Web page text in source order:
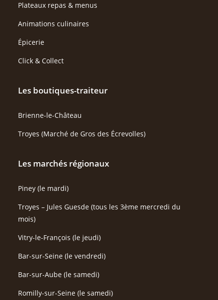
Plateaux repas & menus
Animations culinaires
Épicerie
Click & Collect
Les boutiques-traiteur
Brienne-le-Château
Troyes (Marché de Gros des Écrevolles)
Les marchés régionaux
Piney (le mardi)
Troyes – Jules Guesde (tous les 3ème mercredi du
mois)
Vitry-le-François (le jeudi)
Bar-sur-Seine (le vendredi)
Bar-sur-Aube (le samedi)
Romilly-sur-Seine (le samedi)